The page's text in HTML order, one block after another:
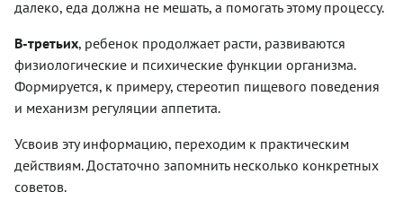
далеко, еда должна не мешать, а помогать этому процессу.
В-третьих, ребенок продолжает расти, развиваются
физиологические и психические функции организма.
Формируется, к примеру, стереотип пищевого поведения
и механизм регуляции аппетита.
Усвоив эту информацию, переходим к практическим
действиям. Достаточно запомнить несколько конкретных
советов.